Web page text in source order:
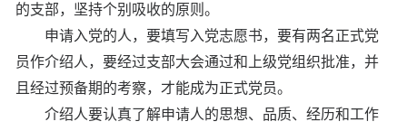
的支部，坚持个别吸收的原则。
申请入党的人，要填写入党志愿书，要有两名正式党
员作介绍人，要经过支部大会通过和上级党组织批准，并
且经过预备期的考察，才能成为正式党员。
介绍人要认真了解申请人的思想、品质、经历和工作